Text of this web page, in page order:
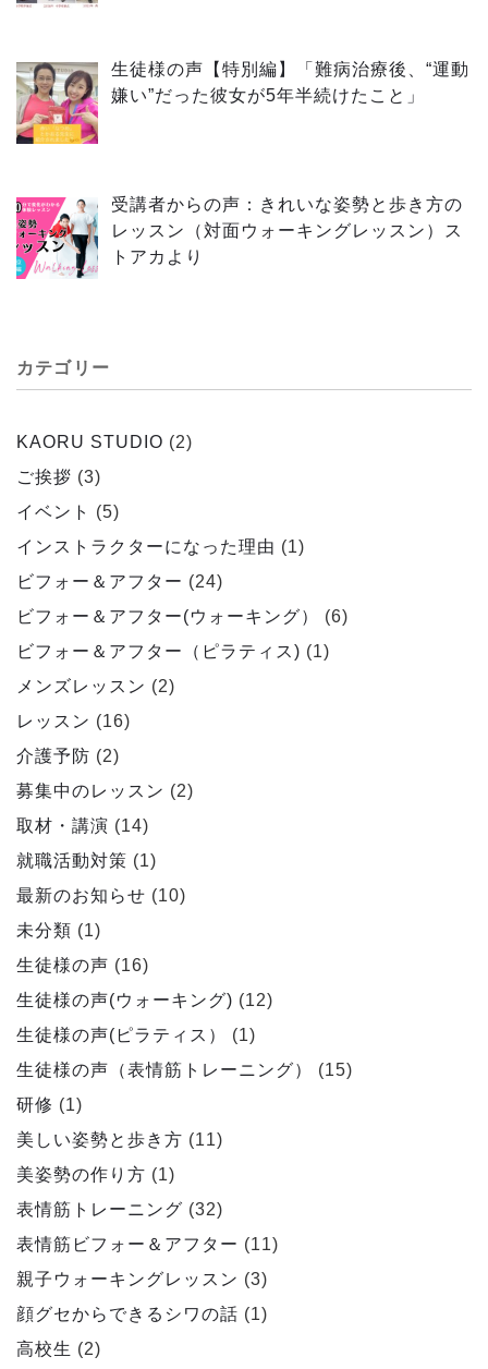
生徒様の声【特別編】「難病治療後、“運動
嫌い”だった彼女が5年半続けたこと」
受講者からの声：きれいな姿勢と歩き方の
レッスン（対面ウォーキングレッスン）ス
トアカより
カテゴリー
KAORU STUDIO (2)
ご挨拶 (3)
イベント
(5)
インストラクターになった理由 (1)
ビフォー＆アフター (24)
ビフォー＆アフター(ウォーキング）
(6)
ビフォー＆アフター（ピラティス) (1)
メンズレッスン (2)
レッスン (16)
介護予防 (2)
募集中のレッスン (2)
取材・講演 (14)
就職活動対策 (1)
最新のお知らせ (10)
未分類 (1)
生徒様の声 (16)
生徒様の声(ウォーキング) (12)
生徒様の声(ピラティス）
(1)
生徒様の声（表情筋トレーニング）
(15)
研修 (1)
美しい姿勢と歩き方 (11)
美姿勢の作り方 (1)
表情筋トレーニング (32)
表情筋ビフォー＆アフター (11)
親子ウォーキングレッスン (3)
顔グセからできるシワの話 (1)
高校生 (2)